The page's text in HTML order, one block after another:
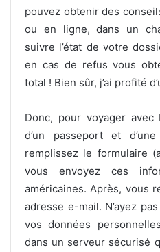
pouvez obtenir des
ou en ligne, dans un
suivre l’état de votre
en cas de refus vous
total ! Bien sûr, j’ai profité
Donc, pour voyager avec
d’un passeport et
remplissez le formulaire
vous envoyez ces
américaines. Après, vous
adresse e-mail. N’ayez
vos données
dans un serveur sécurisé